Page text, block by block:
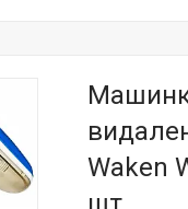
Waken